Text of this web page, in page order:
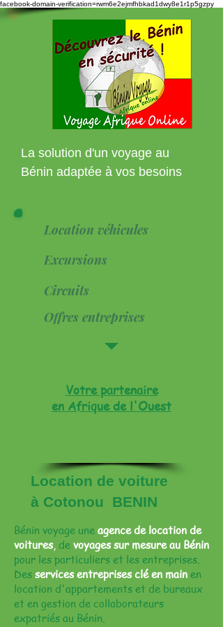
facebook-domain-verification=rwm6e2ejmfhbkad1dwy8e1r1p5gzpy
La solution d'un voyage au
Bénin adaptée à vos besoins
Location véhicules
Excursions
Circuits
Offres entreprises
Votre partenaire
en Afrique de l'Ouest
Location de voiture
à Cotonou BENIN
Bénin voyage une agence de location de
voitures, de voyages sur mesure au Bénin
pour les particuliers et les entreprises.
Des services entreprises clé en main en
location d'appartements et de bureaux
et en gestion de collaborateurs
expatriés au Bénin.